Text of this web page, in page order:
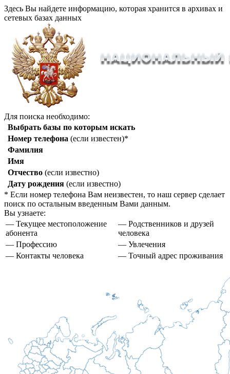
Здесь Вы найдете информацию, которая хранится в архивах и
сетевых базах данных
Для поиска необходимо:
Выбрать базы по которым искать
Номер телефона (если известен)*
Фамилия
Имя
Отчество (если известно)
Дату рождения (если известно)
* Если номер телефона Вам неизвестен, то наш сервер сделает
поиск по остальным введенным Вами данным.
Вы узнаете:
— Текущее местоположение
абонента
— Родственников и друзей
человека
— Профессию
— Увлечения
— Контакты человека
— Точный адрес проживания